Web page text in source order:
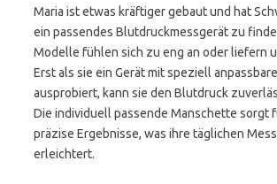
Maria ist etwas kräftiger gebaut und hat
ein passendes Blutdruckmessgerät zu
Modelle fühlen sich zu eng an oder liefern
Erst als sie ein Gerät mit speziell
ausprobiert, kann sie den Blutdruck
Die individuell passende Manschette sorgt
präzise Ergebnisse, was ihre täglichen
erleichtert.